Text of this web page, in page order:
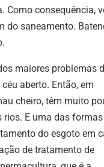
Como consequência,
do saneamento.
maiores problemas
aberto. Então, em
cheiro, têm muito
rios. E uma das
do esgoto em
de tratamento de